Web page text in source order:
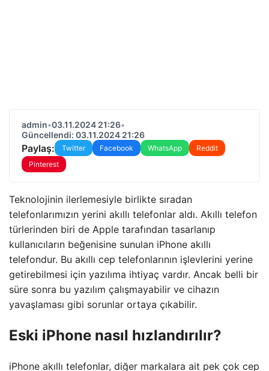
admin•03.11.2024 21:26•
Güncellendi: 03.11.2024 21:26
Paylaş: Twitter Facebook WhatsApp
Reddit
Pinterest
Teknolojinin ilerlemesiyle birlikte sıradan
telefonlarımızın yerini akıllı telefonlar aldı. Akıllı telefon
türlerinden biri de Apple tarafından tasarlanıp
kullanıcıların beğenisine sunulan iPhone akıllı
telefondur. Bu akıllı cep telefonlarının işlevlerini yerine
getirebilmesi için yazılıma ihtiyaç vardır. Ancak belli bir
süre sonra bu yazılım çalışmayabilir ve cihazın
yavaşlaması gibi sorunlar ortaya çıkabilir.
Eski iPhone nasıl hızlandırılır?
iPhone akıllı telefonlar, diğer markalara ait pek çok cep